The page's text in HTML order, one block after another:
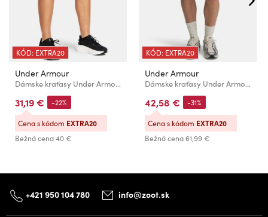
KÓD: EXTRA20
Under Armour
Dámske kraťasy Under Armour UA Fly By 2-in-1 Shorts
31,19 €
Bežná cena40 €
-22%
Cena s kódom EXTRA20
KÓD: EXTRA20
Under Armour
Dámske kraťasy Under Armour UA Unstoppable Utility Skirt
42,58 €
Bežná cena61,99 €
-31%
Cena s kódom EXTRA20
+421 950 104 780 info@zoot.sk